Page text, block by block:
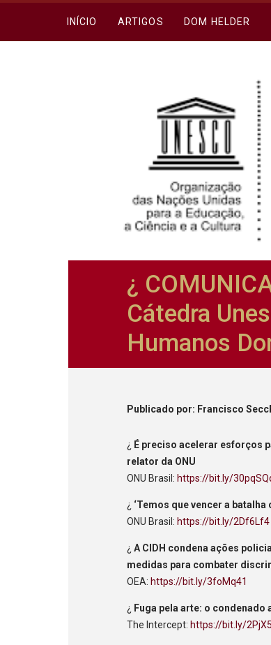
INÍCIO ARTIGOS DOM HELDER
¿
Cátedra
Humanos
Publicado por: Francisco
¿ É preciso acelerar esforços
relator da ONU
ONU Brasil: https://bit.ly/
¿ ‘Temos que vencer a
ONU Brasil: https://bit.ly/2Df6Lf4
¿ A CIDH condena ações
medidas para combater
OEA: https://bit.ly/3foMq41
¿ Fuga pela arte: o
The Intercept: https://bit.ly/